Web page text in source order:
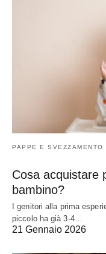
PAPPE E SVEZZAMENTO
Cosa acquistare
bambino?
I genitori alla prima
piccolo ha già 3-4…
21 Gennaio 2026